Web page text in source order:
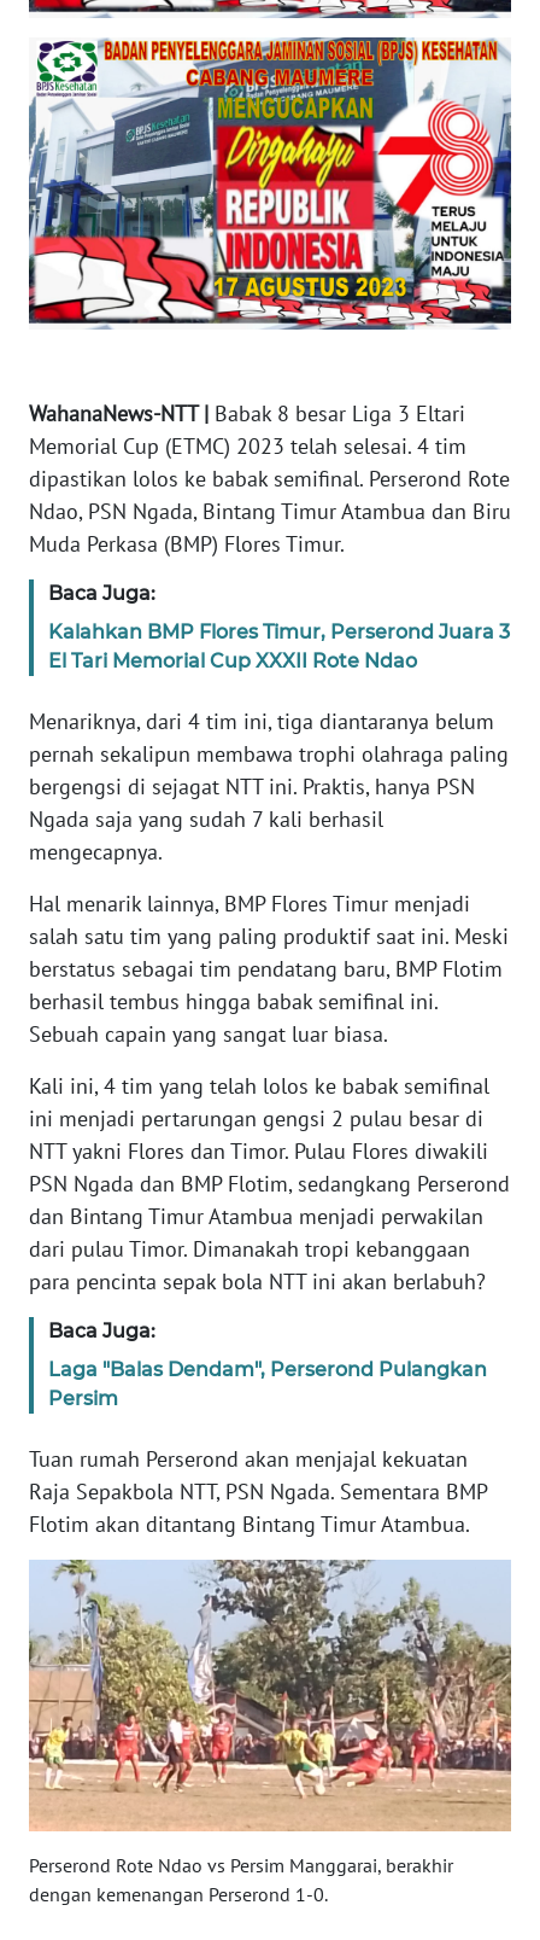
WahanaNews-NTT | Babak 8 besar Liga 3 Eltari
Memorial Cup (ETMC) 2023 telah selesai. 4 tim
dipastikan lolos ke babak semifinal. Perserond Rote
Ndao, PSN Ngada, Bintang Timur Atambua dan Biru
Muda Perkasa (BMP) Flores Timur.
Baca Juga:
Kalahkan BMP Flores Timur, Perserond Juara 3
El Tari Memorial Cup XXXII Rote Ndao
Menariknya, dari 4 tim ini, tiga diantaranya belum
pernah sekalipun membawa trophi olahraga paling
bergengsi di sejagat NTT ini. Praktis, hanya PSN
Ngada saja yang sudah 7 kali berhasil
mengecapnya.
Hal menarik lainnya, BMP Flores Timur menjadi
salah satu tim yang paling produktif saat ini. Meski
berstatus sebagai tim pendatang baru, BMP Flotim
berhasil tembus hingga babak semifinal ini.
Sebuah capain yang sangat luar biasa.
Kali ini, 4 tim yang telah lolos ke babak semifinal
ini menjadi pertarungan gengsi 2 pulau besar di
NTT yakni Flores dan Timor. Pulau Flores diwakili
PSN Ngada dan BMP Flotim, sedangkang Perserond
dan Bintang Timur Atambua menjadi perwakilan
dari pulau Timor. Dimanakah tropi kebanggaan
para pencinta sepak bola NTT ini akan berlabuh?
Baca Juga:
Laga "Balas Dendam", Perserond Pulangkan
Persim
Tuan rumah Perserond akan menjajal kekuatan
Raja Sepakbola NTT, PSN Ngada. Sementara BMP
Flotim akan ditantang Bintang Timur Atambua.
Perserond Rote Ndao vs Persim Manggarai, berakhir
dengan kemenangan Perserond 1-0.
DISCLAIMER
Wahana
News
Regional
WN
SUMUT
WN
JAKARTA
JABAR
BANTEN
WN
WN
KEPRI
WN
PAPUA
WN
PAPUA
BARAT
WN
RIAU
WN
WN
JAMBI
WN
SULTRA
WN
NTB
WN
SULTENG
WN
SULBAR
WN
BABEL
WN
SUMBAR
WN
SUMSEL
WN
BENGKULU